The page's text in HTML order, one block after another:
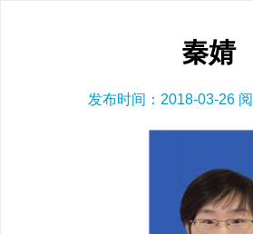
秦婧
发布时间：2018-03-26 阅